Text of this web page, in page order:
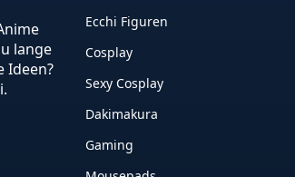
lange
Ideen?
Ecchi Figuren
Cosplay
Sexy Cosplay
Dakimakura
Gaming